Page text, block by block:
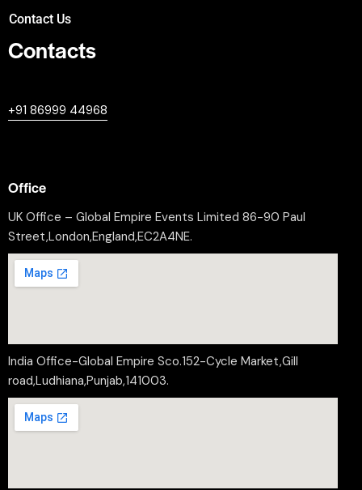
Contact Us
Contacts
+91 86999 44968
Office
UK Office – Global Empire Events Limited 86-90 Paul
Street,London,England,EC2A4NE.
India Office-Global Empire Sco.152-Cycle Market,Gill
road,Ludhiana,Punjab,141003.